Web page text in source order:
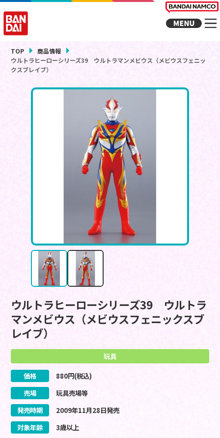
TOP
商品情報
ウルトラヒーローシリーズ39 ウルトラマンメビウス（メビウスフェニッ
クスブレイブ）
ウルトラヒーローシリーズ39 ウルトラ
マンメビウス（メビウスフェニックスブ
レイブ）
玩具
価格 880円(税込)
売場
玩具売場等
発売時期
2009年11月28日発売
対象年齢
3歳以上